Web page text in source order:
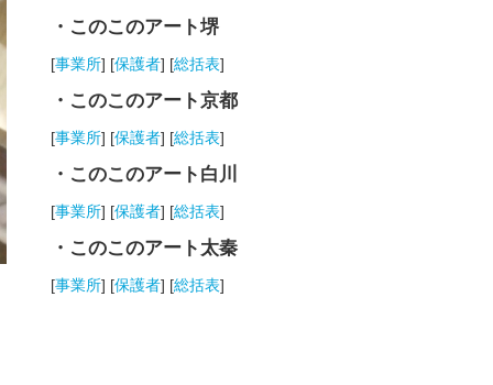
・このこのアート堺
[事業所] [保護者] [総括表]
・このこのアート京都
[事業所] [保護者] [総括表]
・このこのアート白川
[事業所] [保護者] [総括表]
・このこのアート太秦
[事業所] [保護者] [総括表]